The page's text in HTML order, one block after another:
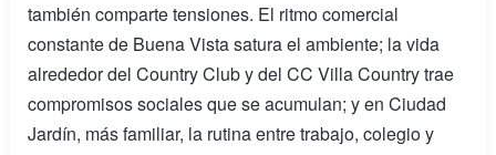
también comparte tensiones. El ritmo comercial
constante de Buena Vista satura el ambiente; la vida
alrededor del Country Club y del CC Villa Country trae
compromisos sociales que se acumulan; y en Ciudad
Jardín, más familiar, la rutina entre trabajo, colegio y